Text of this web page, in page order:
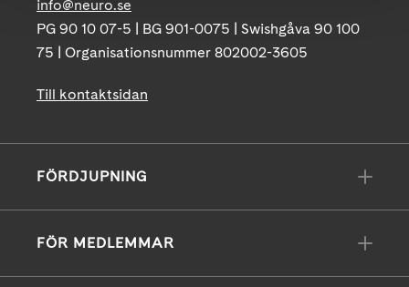
info@neuro.se
PG 90 10 07-5 | BG 901-0075 | Swishgåva 90 100
75 | Organisationsnummer 802002-3605
Till kontaktsidan
FÖRDJUPNING
FÖR MEDLEMMAR